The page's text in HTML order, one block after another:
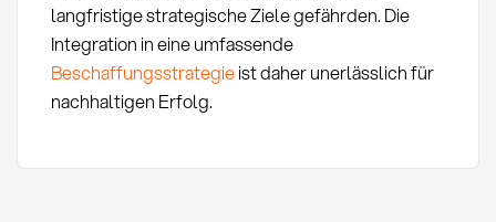
langfristige strategische Ziele gefährden. Die
Integration in eine umfassende
Beschaffungsstrategieist daher unerlässlich für
nachhaltigen Erfolg.